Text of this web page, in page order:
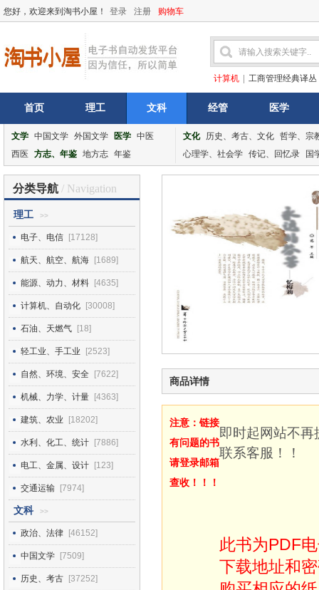
您好，欢迎来到淘书小屋！ 登录 注册 购物车
计算机 工商管理经典译丛
首页 理工 文科 经管 医学
文学 中国文学 外国文学 医学 中医
西医
方志、年鉴 地方志 年鉴
文化 历史、考古、文化 哲学、宗
心理学、社会学 传记、回忆录 国
分类导航 / Navigation
理工 >>
电子、电信 [17128]
航天、航空、航海 [1689]
能源、动力、材料 [4635]
计算机、自动化 [30008]
石油、天燃气 [18]
轻工业、手工业 [2523]
自然、环境、安全 [7622]
机械、力学、计量 [4363]
建筑、农业 [18202]
水利、化工、统计 [7886]
电工、金属、设计 [123]
交通运输 [7974]
文科 >>
政治、法律 [46152]
中国文学 [7509]
历史、考古 [37252]
商品详情
注意：链接
有问题的书
请登录邮箱
查收！！！
即时起网站不
联系客服！！
此书为PDF
下载地址和